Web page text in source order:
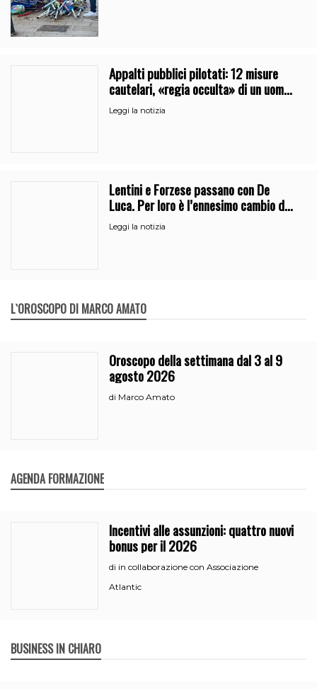
Appalti pubblici pilotati: 12 misure
cautelari, «regia occulta» di un uomo
vicino al clan
Leggi la notizia
Lentini e Forzese passano con De
Luca. Per loro è l’ennesimo cambio di
partito
Leggi la notizia
L`OROSCOPO DI MARCO AMATO
Oroscopo della settimana dal 3 al 9
agosto 2026
di Marco Amato
AGENDA FORMAZIONE
Incentivi alle assunzioni: quattro nuovi
bonus per il 2026
di in collaborazione con Associazione
Atlantic
BUSINESS IN CHIARO